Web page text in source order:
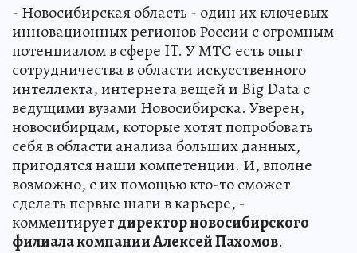
- Новосибирская область - один их ключевых
инновационных регионов России с огромным
потенциалом в сфере IT. У МТС есть опыт
сотрудничества в области искусственного
интеллекта, интернета вещей и Big Data с
ведущими вузами Новосибирска. Уверен,
новосибирцам, которые хотят попробовать
себя в области анализа больших данных,
пригодятся наши компетенции. И, вполне
возможно, с их помощью кто-то сможет
сделать первые шаги в карьере, -
комментируетдиректор новосибирского
филиала компании Алексей Пахомов.